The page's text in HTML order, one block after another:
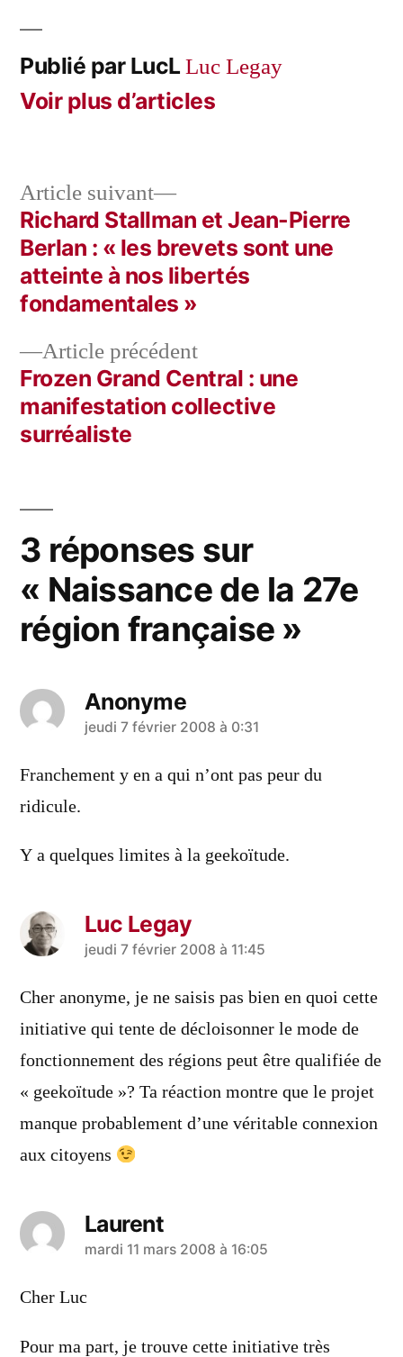
Publié par LucLLuc Legay
Voir plus d’articles
Navigation
de
l’article
Article précédentArticle
précédent :
Frozen Grand Central : une
manifestation collective
surréaliste
Article suivant
Article
suivant :
Richard Stallman et Jean-Pierre
Berlan : « les brevets sont une
atteinte à nos libertés
fondamentales »
3 réponses sur
« Naissance de la 27e
région française »
Anonyme
a
dit :
jeudi 7 février 2008 à 0:31
Franchement y en a qui n’ont pas peur du
ridicule.
Y a quelques limites à la geekoïtude.
Luc Legay
a
dit :
jeudi 7 février 2008 à 11:45
Cher anonyme, je ne saisis pas bien en quoi cette
initiative qui tente de décloisonner le mode de
fonctionnement des régions peut être qualifiée de
« geekoïtude »? Ta réaction montre que le projet
manque probablement d’une véritable connexion
aux citoyens
Laurent
a
dit :
mardi 11 mars 2008 à 16:05
Cher Luc
Pour ma part, je trouve cette initiative très